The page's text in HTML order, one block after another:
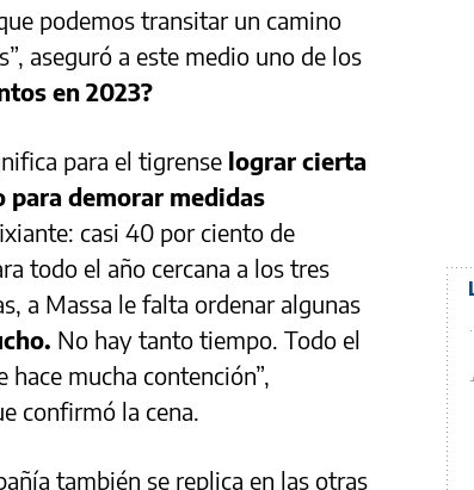
podemos transitar un camino
aseguró a este medio uno de los
en 2023?
para el tigrense lograr cierta
para demorar medidas
casi 40 por ciento de
todo el año cercana a los tres
a Massa le falta ordenar algunas
No hay tanto tiempo. Todo el
mucha contención”,
confirmó la cena.
también se replica en las otras